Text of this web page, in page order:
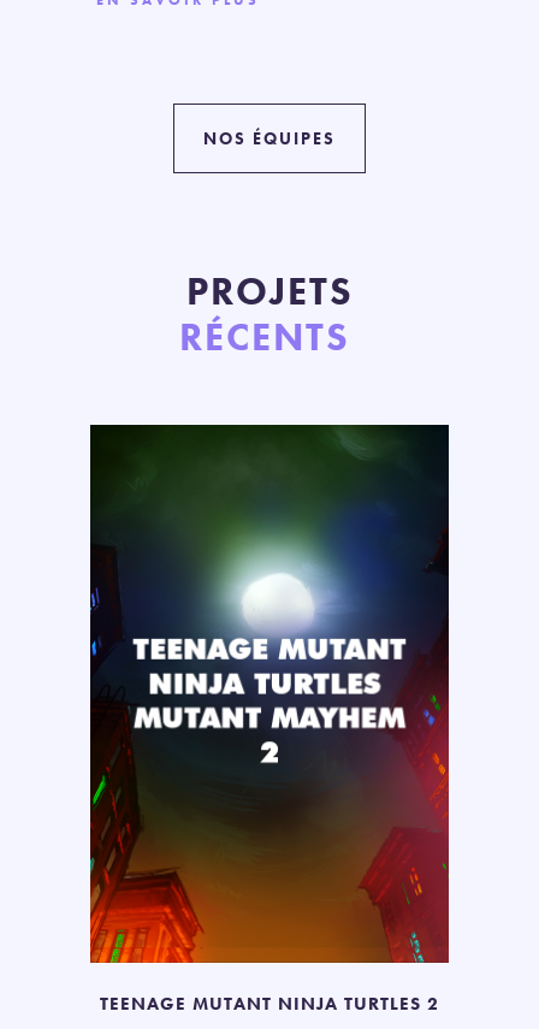
NOS ÉQUIPES
PROJETS
RÉCENTS
TEENAGE MUTANT NINJA TURTLES 2